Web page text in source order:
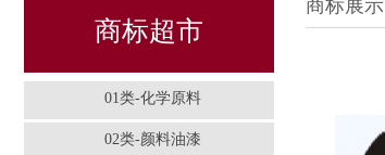
商标超市
商标展示
01类-化学原料
02类-颜料油漆